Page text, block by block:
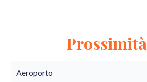
Prossimità
Aeroporto